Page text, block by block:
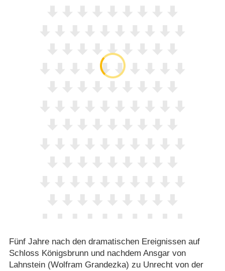
Fünf Jahre nach den dramatischen Ereignissen auf
Schloss Königsbrunn und nachdem Ansgar von
Lahnstein (Wolfram Grandezka) zu Unrecht von der